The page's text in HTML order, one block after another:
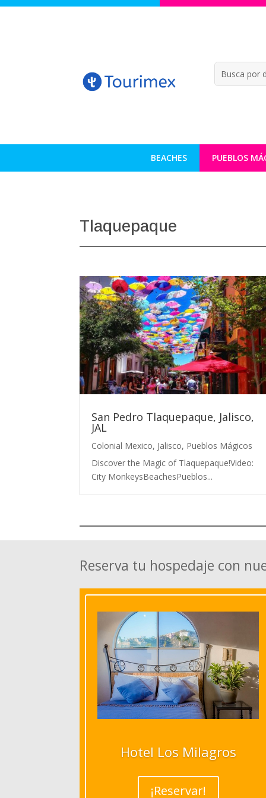
BEACHES PUEBLOS
Tlaquepaque
San Pedro Tlaquepaque, Jalisco,
JAL
Colonial Mexico, Jalisco, Pueblos Mágicos
Discover the Magic of Tlaquepaque!Video:
City MonkeysBeachesPueblos...
Reserva tu hospedaje con
Hotel Los Milagros
¡Reservar!